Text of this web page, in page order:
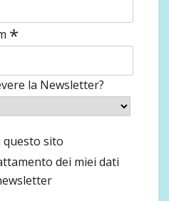
*
la Newsletter?
questo sito
dei miei dati